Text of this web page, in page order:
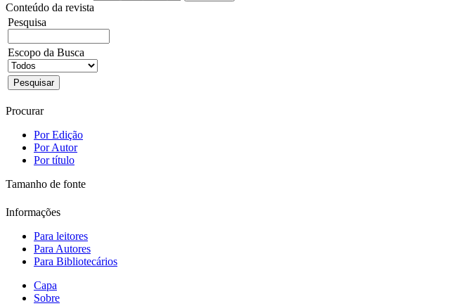
Conteúdo da revista
Pesquisa
Escopo da Busca
Procurar
Por Edição
Por Autor
Por título
Tamanho de fonte
Informações
Para leitores
Para Autores
Para Bibliotecários
Capa
Sobre